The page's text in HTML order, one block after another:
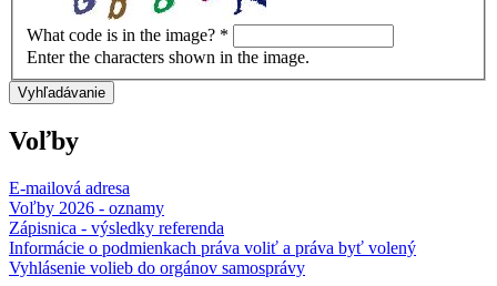
What code is in the image? *
Enter the characters shown in the image.
Voľby
E-mailová adresa
Voľby 2026 - oznamy
Zápisnica - výsledky referenda
Informácie o podmienkach práva voliť a práva byť volený
Vyhlásenie volieb do orgánov samosprávy